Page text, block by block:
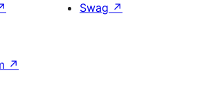
Swag ↗
↗